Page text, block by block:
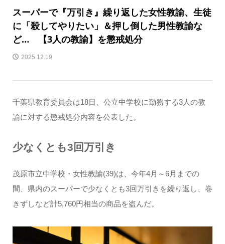
スーパーで『万引き』繰り返した女性教諭、生徒
に「殺してやりたい」＆押し倒した男性教諭な
ど… 【3人の教諭】を懲戒処分
2025.12.19
千葉県教育委員会は18日、公立中学校に勤務する3人の教
諭に対する懲戒処分内容を公表した。
少なくとも3回万引き
茂原市立中学校・女性教諭(39)は、今年4月～6月までの
間、県内のスーパーで少なくとも3回万引きを繰り返し、巻
きずしなど計5,760円相当の商品を盗んだ。